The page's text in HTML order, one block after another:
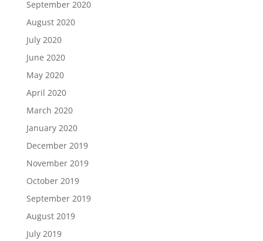
September 2020
August 2020
July 2020
June 2020
May 2020
April 2020
March 2020
January 2020
December 2019
November 2019
October 2019
September 2019
August 2019
July 2019